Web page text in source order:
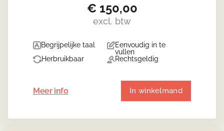
€ 150,00
excl. btw
Begrijpelijke taal
Eenvoudig in te
vullen
Herbruikbaar
Rechtsgeldig
Meer info In winkelmand